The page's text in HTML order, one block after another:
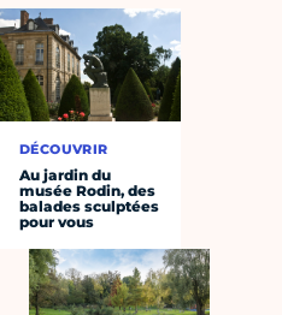
DÉCOUVRIR
Au jardin du
musée Rodin, des
balades sculptées
pour vous